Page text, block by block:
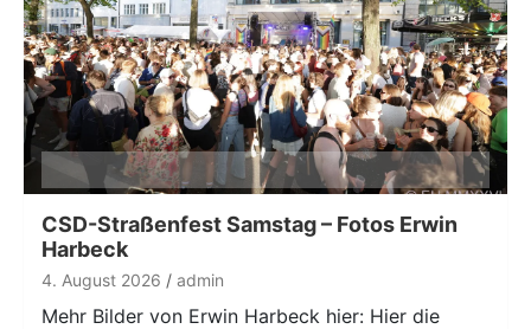
CSD-Straßenfest Samstag – Fotos Erwin
Harbeck
4. August 2026 admin
Mehr Bilder von Erwin Harbeck hier: Hier die